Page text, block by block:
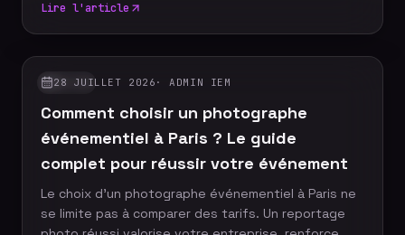
de communication durables. Faire appel à un
photographe de soirée à Paris permet de capturer
l'ambiance, les échanges et les moments forts tout
en offrant des images professionnelles qui
Découvrez comment réussir votre reportage photo
et choisir le prestataire ad
Lire l'article
GUIDES
28 JUILLET 2026 ·ADMIN IEM
Comment choisir un photographe
événementiel à Paris ? Le guide
complet pour réussir votre événement
Le choix d'un photographe événementiel à Paris ne
se limite pas à comparer des tarifs. Un reportage